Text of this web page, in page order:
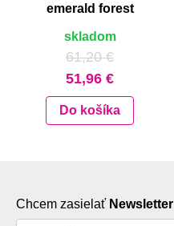
emerald forest
skladom
61,20 €
51,96 €
Do košíka
Chcem zasielať Newsletter